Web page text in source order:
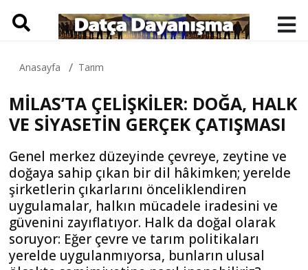
Anasayfa Tarım
MİLAS’TA ÇELİŞKİLER: DOĞA, HALK
VE SİYASETİN GERÇEK ÇATIŞMASI
Genel merkez düzeyinde çevreye, zeytine ve
doğaya sahip çıkan bir dil hâkimken; yerelde
şirketlerin çıkarlarını önceliklendiren
uygulamalar, halkın mücadele iradesini ve
güvenini zayıflatıyor. Halk da doğal olarak
soruyor: Eğer çevre ve tarım politikaları
yerelde uygulanmıyorsa, bunların ulusal